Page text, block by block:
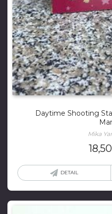
Daytime Shooting
Mika
DETAIL